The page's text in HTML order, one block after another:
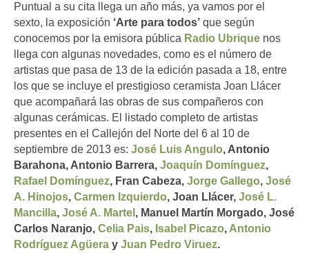
Puntual a su cita llega un año más, ya vamos por el
sexto, la exposición ‘Arte para todos’ que según
conocemos por la emisora pública Radio Ubrique nos
llega con algunas novedades, como es el número de
artistas que pasa de 13 de la edición pasada a 18, entre
los que se incluye el prestigioso ceramista Joan Llácer
que acompañará las obras de sus compañeros con
algunas cerámicas. El listado completo de artistas
presentes en el Callejón del Norte del 6 al 10 de
septiembre de 2013 es: José Luis Angulo, Antonio
Barahona, Antonio Barrera, Joaquín Domínguez,
Rafael Domínguez, Fran Cabeza, Jorge Gallego, José
A. Hinojos, Carmen Izquierdo, Joan Llácer, José L.
Mancilla, José A. Martel , Manuel Martín Morgado, José
Carlos Naranjo, Celia Pais, Isabel Picazo, Antonio
Rodríguez Agüera y Juan Pedro Viruez.